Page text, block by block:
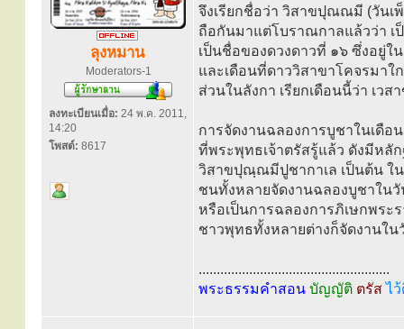
ลุงหมาน
Moderators-1
ลงทะเบียนเมื่อ: 24 พ.ค. 2011,
14:20
โพสต์: 8617
จึงเรียกชื่อว่า วิสาขปุณณมี (วันเ
ถือกันมาแต่โบราณกาลแล้วว่า เ
เป็นชื่อของดวงดาวที่ ๑๖ ซึ่งอยู่ใ
และเดือนที่ดาววิสาขาโคจรมาใ
ส่วนในลังกา เรียกเดือนนี้ว่า เวส
การจัดงานฉลองการบูชาในเดือ
ที่พระพุทธเจ้าตรัสรู้แล้ว ดังมีหลั
วิสาขปุณฺณมีปูชากาเล เป็นต้น ใ
ชนทั้งหลายจัดงานฉลองบูชาใน
หรือเป็นการฉลองการภิเษกพร
ชาวพุทธทั้งหลายต่างก็จัดงานใ
.....................................................
พระธรรมคำสอน บัญญัติ ตรัสไ